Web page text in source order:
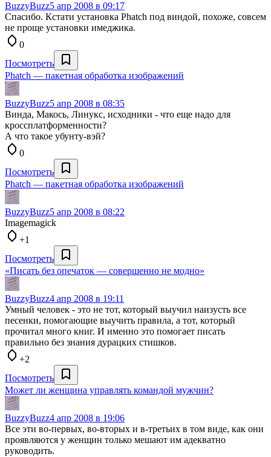
BuzzyBuzz5 апр 2008 в 09:17
Спасибо. Кстати установка Phatch под виндой, похоже, совсем
не проще установки имеджика.
0
Посмотреть
Phatch — пакетная обработка изображений
BuzzyBuzz5 апр 2008 в 08:35
Винда, Макось, Линукс, исходники - что еще надо для
кроссплатформенности?
А что такое убунту-вэй?
0
Посмотреть
Phatch — пакетная обработка изображений
BuzzyBuzz5 апр 2008 в 08:22
Imagemagick
+1
Посмотреть
«Писать без опечаток — совершенно не модно»
BuzzyBuzz4 апр 2008 в 19:11
Умный человек - это не тот, который выучил наизусть все
песенки, помогающие выучить правила, а тот, который
прочитал много книг. И именно это помогает писать
правильно без знания дурацких стишков.
+2
Посмотреть
Может ли женщина управлять командой мужчин?
BuzzyBuzz4 апр 2008 в 19:06
Все эти во-первых, во-вторых и в-третьих в том виде, как они
проявляются у женщин только мешают им адекватно
руководить.